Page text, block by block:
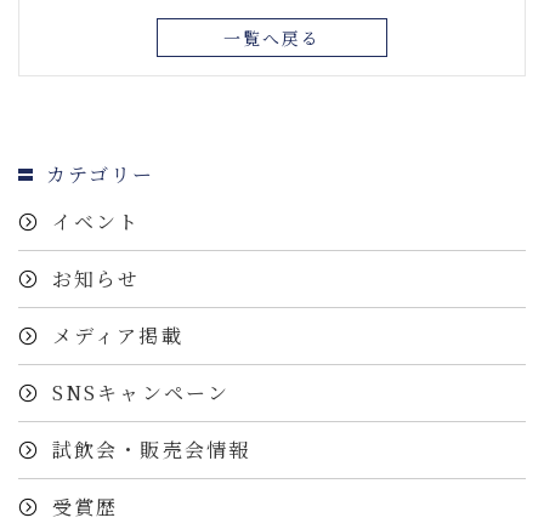
一覧へ戻る
カテゴリー
イベント
お知らせ
メディア掲載
SNSキャンペーン
試飲会・販売会情報
受賞歴